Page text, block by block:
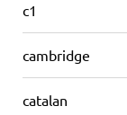
c1
cambridge
catalan